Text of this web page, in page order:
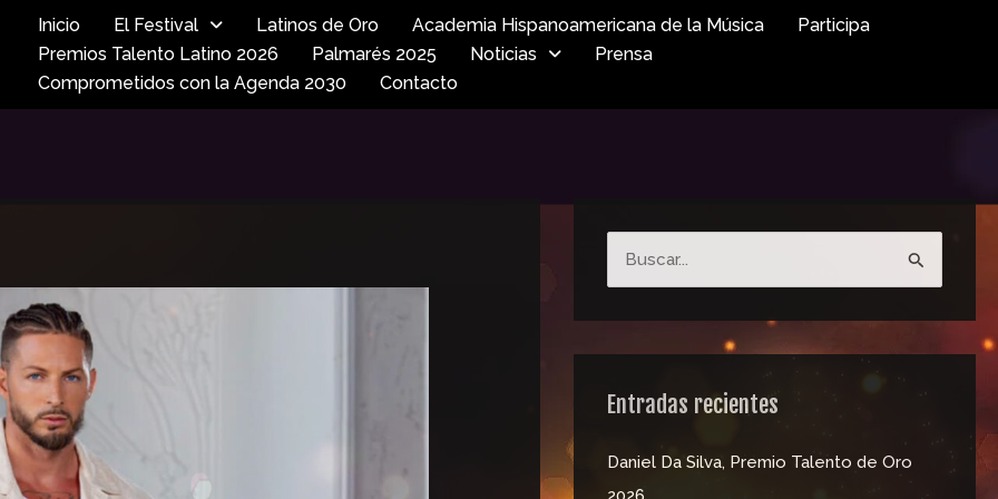
Inicio El Festival Latinos de Oro Academia Hispanoamericana de la Música
Participa
Premios Talento Latino 2026
Palmarés 2025 Noticias
Prensa
Comprometidos con la Agenda 2030
Contacto
a
p
Entradas recientes
Daniel Da Silva, Premio Talento de Oro